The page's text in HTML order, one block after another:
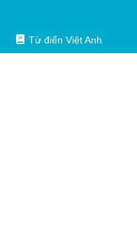
Từ điển Việt Anh